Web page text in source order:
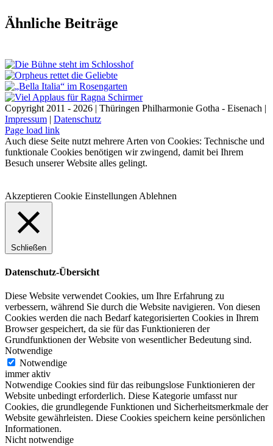
Facebook
X
LinkedIn
E-
Mail
Ähnliche Beiträge
Copyright 2011 - 2026 | Thüringen Philharmonie Gotha - Eisenach |
Impressum | Datenschutz
Facebook
Instagram
WhatsApp
YouTube
E-
Mail
Telefon
Page load link
Auch diese Seite nutzt mehrere Arten von Cookies: Technische und
funktionale Cookies benötigen wir zwingend, damit bei Ihrem
Besuch unserer Website alles gelingt.
Akzeptieren Cookie Einstellungen Ablehnen
Schließen
Datenschutz-Übersicht
Diese Website verwendet Cookies, um Ihre Erfahrung zu
verbessern, während Sie durch die Website navigieren. Von diesen
Cookies werden die nach Bedarf kategorisierten Cookies in Ihrem
Browser gespeichert, da sie für das Funktionieren der
Grundfunktionen der Website von wesentlicher Bedeutung sind.
Notwendige
Notwendige
immer aktiv
Notwendige Cookies sind für das reibungslose Funktionieren der
Website unbedingt erforderlich. Diese Kategorie umfasst nur
Cookies, die grundlegende Funktionen und Sicherheitsmerkmale der
Website gewährleisten. Diese Cookies speichern keine persönlichen
Informationen.
Nicht notwendige